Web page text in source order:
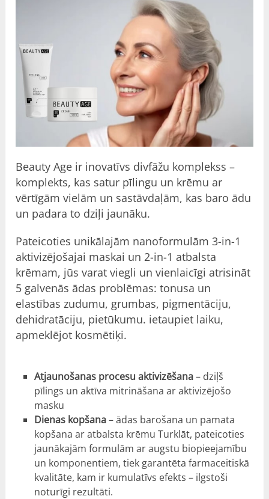
Beauty Age ir inovatīvs divfāžu komplekss –
komplekts, kas satur pīlingu un krēmu ar
vērtīgām vielām un sastāvdaļām, kas baro ādu
un padara to dziļi jaunāku.
Pateicoties unikālajām nanoformulām 3-in-1
aktivizējošajai maskai un 2-in-1 atbalsta
krēmam, jūs varat viegli un vienlaicīgi atrisināt
5 galvenās ādas problēmas: tonusa un
elastības zudumu, grumbas, pigmentāciju,
dehidratāciju, pietūkumu. ietaupiet laiku,
apmeklējot kosmētiķi.
Atjaunošanas procesu aktivizēšana– dziļš
pīlings un aktīva mitrināšana ar aktivizējošo
masku
Dienas kopšana– ādas barošana un pamata
kopšana ar atbalsta krēmu Turklāt, pateicoties
jaunākajām formulām ar augstu biopieejamību
un komponentiem, tiek garantēta farmaceitiskā
kvalitāte, kam ir kumulatīvs efekts – ilgstoši
noturīgi rezultāti.